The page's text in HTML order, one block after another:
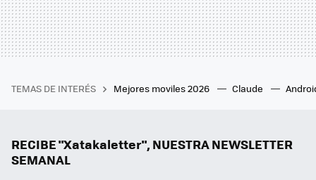
TEMAS DE INTERÉS Mejores moviles 2026 Claude
RECIBE "Xatakaletter", NUESTRA NEWSLETTER
SEMANAL